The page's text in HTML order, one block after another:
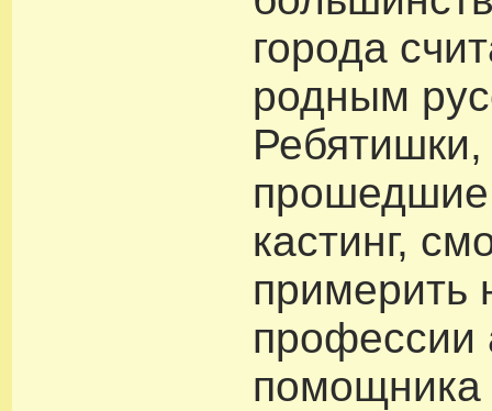
города
родным
прошедшие
кастинг,
примерить
профессии
помощника